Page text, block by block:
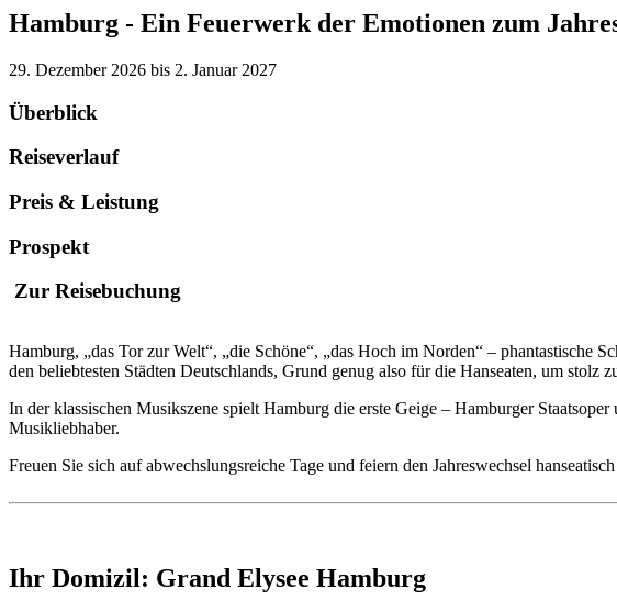
Hamburg - Ein Feuerwerk der Emotionen zum
29. Dezember 2026 bis 2. Januar 2027
Überblick
Reiseverlauf
Preis & Leistung
Prospekt
Zur Reisebuchung
Hamburg, „das Tor zur Welt“, „die Schöne“, „das Hoch im Norden“ – phantastische
den beliebtesten Städten Deutschlands, Grund genug also für die Hanseaten, um stolz
In der klassischen Musikszene spielt Hamburg die erste Geige – Hamburger
Musikliebhaber.
Freuen Sie sich auf abwechslungsreiche Tage und feiern den Jahreswechsel
Ihr Domizil: Grand Elysee Hamburg